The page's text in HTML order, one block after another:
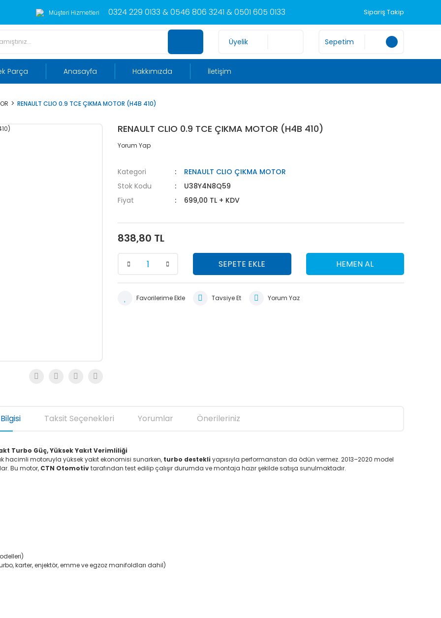
Müşteri Hizmetleri 0324 229 0133 & 0546 806 3241 & 0501 605 0133 Sipariş Takip
Üyelik Sepetim
Parça Anasayfa Hakkımızda İletişim
RENAULT CLIO 0.9 TCE ÇIKMA MOTOR (H4B 410)
RENAULT CLIO 0.9 TCE ÇIKMA MOTOR (H4B 410)
Yorum Yap
Kategori
RENAULT CLIO ÇIKMA MOTOR
Stok Kodu
U38Y4N8Q59
Fiyat
699,00 TL + KDV
838,80 TL
SEPETE EKLE HEMEN AL
Tavsiye Et Yorum Yaz
Taksit Seçenekleri Yorumlar Önerileriniz
Turbo Güç, Yüksek Yakıt Verimliliği
hacimli motoruyla yüksek yakıt ekonomisi sunarken, turbo destekli yapısıyla performanstan da ödün vermez. 2013–2020 model
Bu motor, CTN Otomotivtarafından test edilip çalışır durumda ve montaja hazır şekilde satışa sunulmaktadır.
karter, enjektör, emme ve egzoz manifoldları dahil)